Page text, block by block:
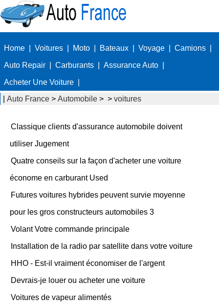
Home Voitures Moto Bateaux Voyage Camions
Auto Repair Carburants Assurance Auto
Acheter Une Voiture
Auto France > Automobile > > voitures
Classique clients d'assurance automobile doivent
utiliser Jugement
Quatre conseils sur la façon d'acheter une voiture
économe en carburant Used
Futures voitures hybrides peuvent survie moyenne
pour les gros constructeurs automobiles 3
Volant Votre commande principale
Installation de la radio par satellite dans votre voiture
HHO - Est-il vraiment économiser de l'argent
Devrais-je louer ou acheter une voiture
Voitures de vapeur alimentés